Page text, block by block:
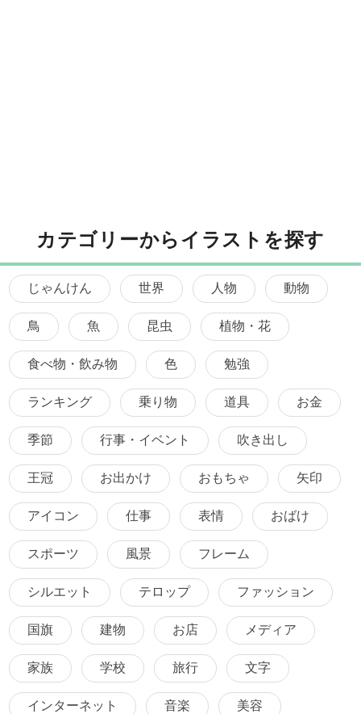
カテゴリーからイラストを探す
じゃんけん 世界 人物 動物
鳥 魚 昆虫 植物・花
食べ物・飲み物 色 勉強
ランキング 乗り物 道具 お金
季節 行事・イベント 吹き出し
王冠 お出かけ おもちゃ 矢印
アイコン 仕事 表情 おばけ
スポーツ 風景 フレーム
シルエット テロップ ファッション
国旗 建物 お店 メディア
家族 学校 旅行 文字
インターネット 音楽 美容